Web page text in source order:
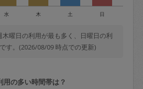
額
による当日キャンセル＝依頼
＋交通費全額
キャンセルする場合、毎週定
水 木 土 日
木曜日の利用が最も多く、日曜日の利
す。(2026/08/09 時点での更新)
用の多い時間帯は？